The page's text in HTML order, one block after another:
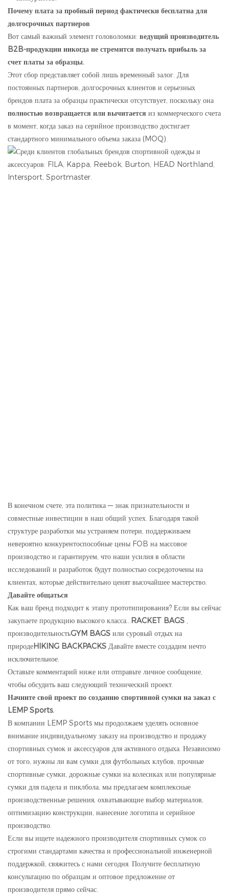
Почему плата за пробный период фактически бесплатна для
долгосрочных партнеров
Вот самый важный элемент головоломки: ведущий производитель
B2B-продукции никогда не стремится получать прибыль за
счет платы за образцы.
Этот сбор представляет собой лишь временный залог. Для
постоянных партнеров, долгосрочных клиентов и серьезных
брендов плата за образцы практически отсутствует, поскольку она
полностью возвращается или вычитается из коммерческого счета
в момент, когда заказ на серийное производство достигает
стандартного минимального объема заказа (MOQ).
В конечном счете, эта политика — знак признательности и
совместные инвестиции в наш общий успех. Благодаря такой
структуре разработки мы устраняем потери, поддерживаем
невероятно конкурентоспособные цены FOB на массовое
производство и гарантируем, что наши усилия в области
исследований и разработок будут полностью сосредоточены на
клиентах, которые действительно ценят высочайшее мастерство.
Давайте общаться
Как ваш бренд подходит к этапу прототипирования? Если вы сейчас
закупаете продукцию высокого класса...RACKET BAGS ,
производительностьGYM BAGS или суровый отдых на
природеHIKING BACKPACKS Давайте вместе создадим нечто
исключительное.
Оставьте комментарий ниже или отправьте личное сообщение,
чтобы обсудить ваш следующий технический проект.
Начните свой проект по созданию спортивной сумки на заказ с
LEMP Sports.
В компании LEMP Sports мы продолжаем уделять основное
внимание индивидуальному заказу на производство и продажу
спортивных сумок и аксессуаров для активного отдыха. Независимо
от того, нужны ли вам сумки для футбольных клубов, прочные
спортивные сумки, дорожные сумки на колесиках или популярные
сумки для падела и пиклбола, мы предлагаем комплексные
производственные решения, охватывающие выбор материалов,
оптимизацию конструкции, нанесение логотипа и серийное
производство.
Если вы ищете надежного производителя спортивных сумок со
строгими стандартами качества и профессиональной инженерной
поддержкой, свяжитесь с нами сегодня. Получите бесплатную
консультацию по образцам и оптовое предложение от
производителя прямо сейчас.